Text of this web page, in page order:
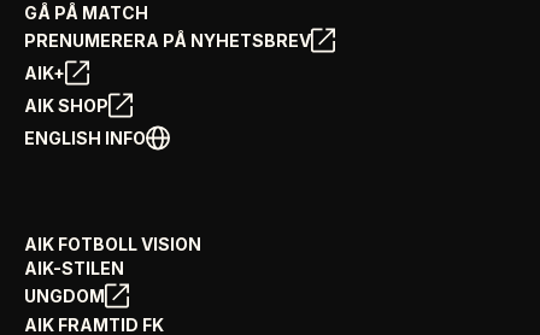
GÅ PÅ MATCH
PRENUMERERA PÅ NYHETSBREV
AIK+
AIK SHOP
ENGLISH INFO
AIK FOTBOLL VISION
AIK-STILEN
UNGDOM
AIK FRAMTID FK